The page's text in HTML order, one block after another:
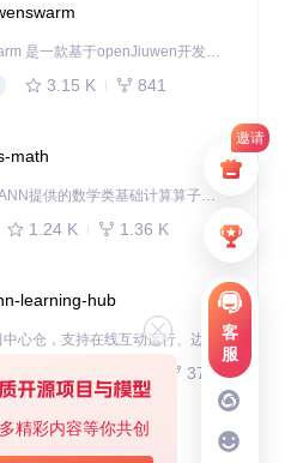
邀请
客
服
精彩内容等你共创
JiuwenSwarm 是一款基于openJiuwen开发的智能AI Agent，它能够将大语言模型的强大能力，通过你日常使用的各类通讯应用，直接延伸至你的指尖。
3.15 K 841
math
本项目是CANN提供的数学类基础计算算子库，实现网络在NPU上加速计算。
1.24 K 1.36 K
learning-hub
379